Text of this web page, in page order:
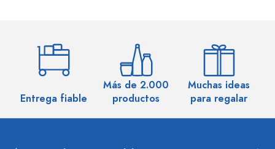
Entrega fiable
Más de 2.000
productos
Muchas ideas
para regalar